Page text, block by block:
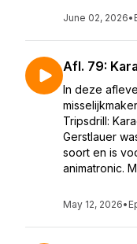
June 02, 2026•
Afl. 79:
In deze
Tripsdrill:
Gerstlauer
soort en is
animatronic.
May 12, 2026•